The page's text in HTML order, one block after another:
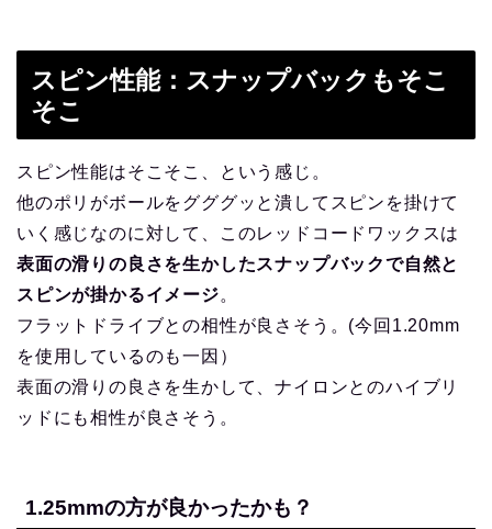
スピン性能：スナップバックもそこ
そこ
スピン性能はそこそこ、という感じ。
他のポリがボールをグググッと潰してスピンを掛けて
いく感じなのに対して、このレッドコードワックスは
表面の滑りの良さを生かしたスナップバックで自然と
スピンが掛かるイメージ。
フラットドライブとの相性が良さそう。(今回1.20mm
を使用しているのも一因）
表面の滑りの良さを生かして、ナイロンとのハイブリ
ッドにも相性が良さそう。
1.25mmの方が良かったかも？